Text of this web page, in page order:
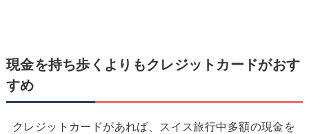
現金を持ち歩くよりもクレジットカードがおす
すめ
クレジットカードがあれば、スイス旅行中多額の現金を